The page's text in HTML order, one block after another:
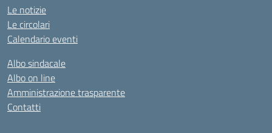
Le notizie
Le circolari
Calendario eventi
Albo sindacale
Albo on line
Amministrazione trasparente
Contatti